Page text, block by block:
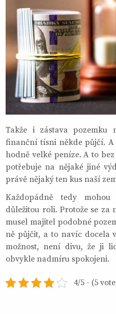
Takže i zástava pozemku
finanční tísni někde půjčí.
hodně velké peníze. A to
potřebuje na nějaké jiné
právě nějaký ten kus naší
Každopádně tedy
důležitou roli. Protože se za
musel majitel podobné
ně půjčit, a to navíc docela
možnost, není divu, že ji
obvykle nadmíru spokojeni.
4/5 - (5